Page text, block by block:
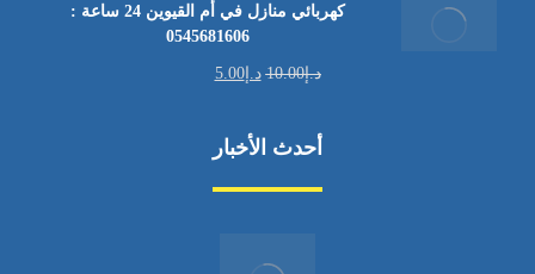
كهربائي منازل في أم القيوين 24 ساعة :
0545681606
د.إ10.00 د.إ5.00
أحدث الأخبار